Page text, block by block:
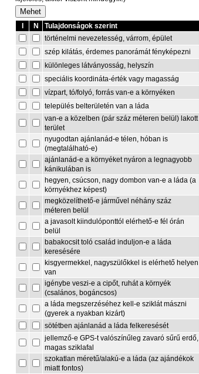
N
Tulajdonságok szerint
történelmi nevezetesség, várrom, épület
szép kilátás, érdemes panorámát fényképezni
különleges látványosság, helyszín
speciális koordináta-érték vagy magasság
vízpart, tó/folyó, forrás van-e a környéken
település belterületén van a láda
van-e a közelben (pár száz méteren belül) lakott
terület
nyugodtan ajánlanád-e télen, hóban is
(megtalálható-e)
ajánlanád-e a környéket nyáron a legnagyobb
kánikulában is
hegyen, csúcson, nagy dombon van-e a láda (a
környékhez képest)
megközelíthető-e járművel néhány száz
méteren belül
a javasolt kiindulóponttól elérhető-e fél órán
belül
babakocsit toló család induljon-e a láda
keresésére
kisgyermekkel, nagyszülőkkel is elérhető helyen
van
igénybe veszi-e a cipőt, ruhát a környék
(csalános, bogáncsos)
a láda megszerzéséhez kell-e sziklát mászni
(gyerek a nyakban kizárt)
sötétben ajánlanád a láda felkeresését
jellemző-e GPS-t valószínűleg zavaró sűrű erdő,
magas sziklafal
szokatlan méretű/alakú-e a láda (az ajándékok
miatt fontos)